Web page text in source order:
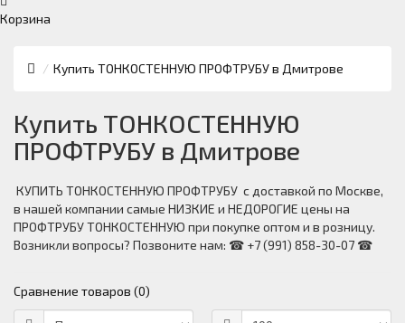
Корзина
Купить ТОНКОСТЕННУЮ ПРОФТРУБУ в Дмитрове
Купить ТОНКОСТЕННУЮ
ПРОФТРУБУ в Дмитрове
КУПИТЬ ТОНКОСТЕННУЮ ПРОФТРУБУ с доставкой по Москве,
в нашей компании самые НИЗКИЕ и НЕДОРОГИЕ цены на
ПРОФТРУБУ ТОНКОСТЕННУЮ при покупке оптом и в розницу.
Возникли вопросы? Позвоните нам: ☎ +7 (991) 858-30-07 ☎
Сравнение товаров (0)